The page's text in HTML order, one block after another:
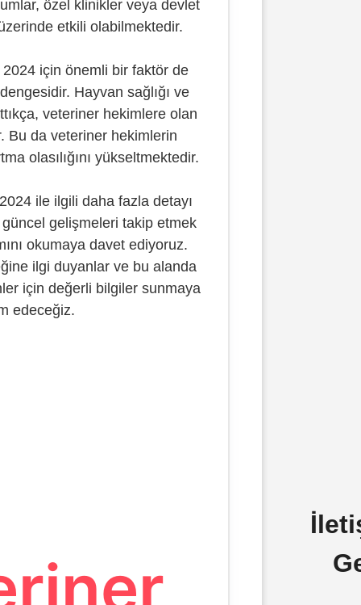
özel klinikler veya devlet
etkili olabilmektedir.
için önemli bir faktör de
Hayvan sağlığı ve
veteriner hekimlere olan
Bu da veteriner hekimlerin
olasılığını yükseltmektedir.
ile ilgili daha fazla detayı
gelişmeleri takip etmek
okumaya davet ediyoruz.
ilgi duyanlar ve bu alanda
için değerli bilgiler sunmaya
edeceğiz.